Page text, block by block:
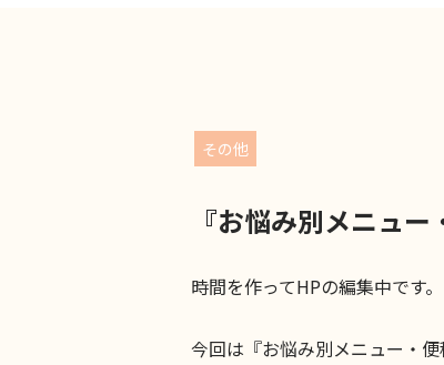
その他
『お悩み別メニュ
時間を作ってHPの編集中です。
今回は『お悩み別メニュー・便